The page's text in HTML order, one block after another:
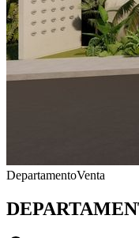
DepartamentoVenta